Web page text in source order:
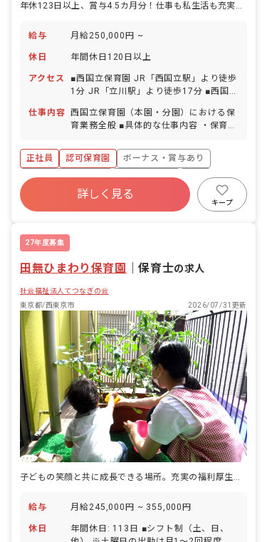
年休123日以上、賞与4.5カ月分！仕事も私生活も充実しやすい環境
給与 月給250,000円 ~
休日 年間休日120日以上
アクセス
■西国立保育園 JR「西国立駅」より徒歩
1分 JR「立川駅」より徒歩17分 ■西国立
JR「立川駅」より徒歩14分
仕事内容 西国立保育園（本園・分園）における保
育業務全般 ■具体的な仕事内容 ・保育活
年間計画、月案、週案、保育日誌、児童
票等は各職員配布のタブレットや共用PC
を用いて作成、情報共有を図っていま
す。 ・行事の立案・運営 年度ごとに
チーム担当を定め、過去の記録なども共
境の整備 ■入職後、以下いずれかの園に
市羽衣町2-43-4） ・西国立保育園分園
（立川市羽衣町1-21-11）
正社員 認可保育園
ボーナス・賞与あり
年間休日120日以上
社会保険完備
福利厚生充実
退職金制度
産休育休制度
詳しく見る
キープ
27年度募集
田無ひまわり保育園 ｜保育士の求人
社会福祉法人てつなぎの会
東京都/西東京市
2026/07/31更新
子どもの笑顔と共に成長できる場所。充実の福利厚生で安心の保育キャリア
給与 月給245,000円 ~ 355,000円
休日
年間休日: 113日 ■シフト制（土、日、